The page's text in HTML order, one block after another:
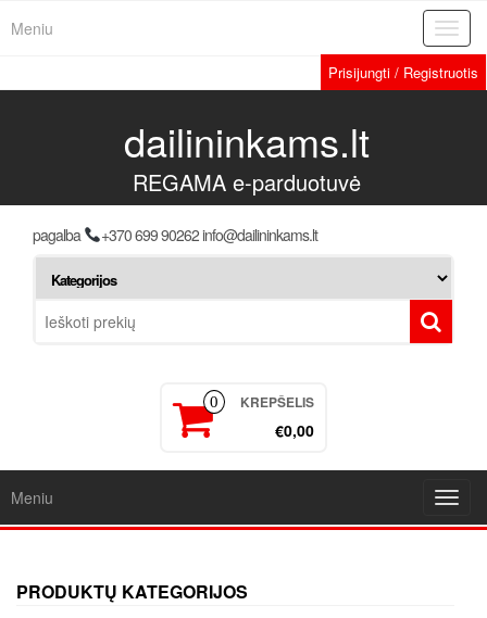
Meniu
Prisijungti / Registruotis
dailininkams.lt
REGAMA e-parduotuvė
pagalba +370 699 90262 info@dailininkams.lt
0 KREPŠELIS
€0,00
Meniu
PRODUKTŲ KATEGORIJOS